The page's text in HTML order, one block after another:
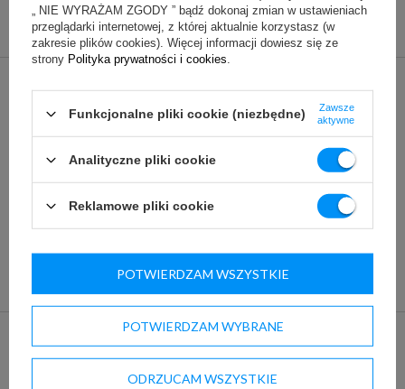
275,50 zł (netto) 290,00 zł
395,00 zł(netto)
ZADOWOLENI KLIENCI
„ NIE WYRAŻAM ZGODY ” bądź dokonaj zmian w ustawieniach
przeglądarki internetowej, z której aktualnie korzystasz (w
zakresie plików cookies). Więcej informacji dowiesz się ze
strony Polityka prywatności i cookies
Funkcjonalne pliki cookie (niezbędne)
Zawsze
aktywne
Analityczne pliki cookie
Reklamowe pliki cookie
POTWIERDZAM WYBRANE
ODRZUCAM WSZYSTKIE
POTWIERDZAM WSZYSTKIE